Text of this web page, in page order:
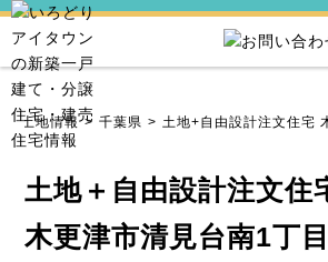
土地情報 千葉県 土地+自由設計注文住宅
土地＋自由設計注文住
木更津市清見台南1丁目